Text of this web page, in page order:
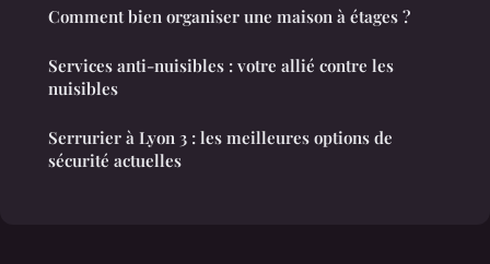
Comment bien organiser une maison à étages ?
Services anti-nuisibles : votre allié contre les
nuisibles
Serrurier à Lyon 3 : les meilleures options de
sécurité actuelles